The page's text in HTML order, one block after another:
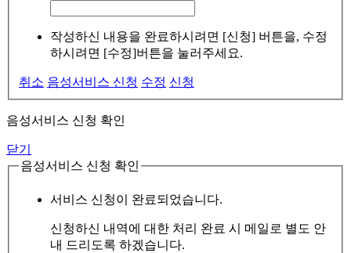
작성하신 내용을 완료하시려면 [신청] 버튼을, 수정
하시려면 [수정]버튼을 눌러주세요.
취소 음성서비스 신청 수정 신청
음성서비스 신청 확인
닫기
음성서비스 신청 확인
서비스 신청이 완료되었습니다.
신청하신 내역에 대한 처리 완료 시 메일로 별도 안
내 드리도록 하겠습니다.